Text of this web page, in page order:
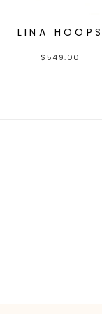
LINA HOOPS
$ 549.00